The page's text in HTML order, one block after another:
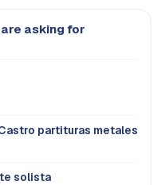
asking for
partituras metales
solista